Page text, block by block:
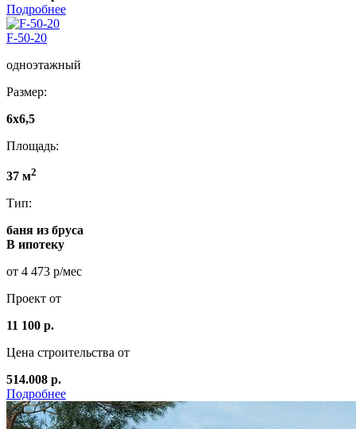
Подробнее
F-50-20
одноэтажный
Размер:
6x6,5
Площадь:
37 м2
Тип:
баня из бруса
В ипотеку
от 4 473 р/мес
Проект от
11 100 р.
Цена строительства от
514.008 р.
Подробнее